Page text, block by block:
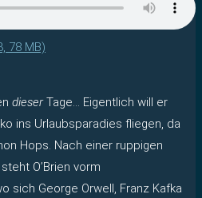
78 MB)
dieserTage… Eigentlich will er
ins Urlaubsparadies fliegen, da
Hops. Nach einer ruppigen
O’Brien vorm
sich George Orwell, Franz Kafka